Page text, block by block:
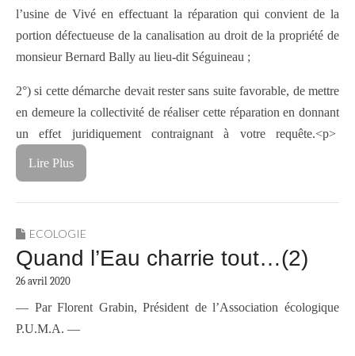
l’usine de Vivé en effectuant la réparation qui convient de la
portion défectueuse de la canalisation au droit de la propriété de
monsieur Bernard Bally au lieu-dit Séguineau ;
2°) si cette démarche devait rester sans suite favorable, de mettre
en demeure la collectivité de réaliser cette réparation en donnant
un effet juridiquement contraignant à votre requête.<p>
Lire Plus
ECOLOGIE
Quand l’Eau charrie tout…(2)
26 avril 2020
— Par Florent Grabin, Président de l’Association écologique
P.U.M.A. —